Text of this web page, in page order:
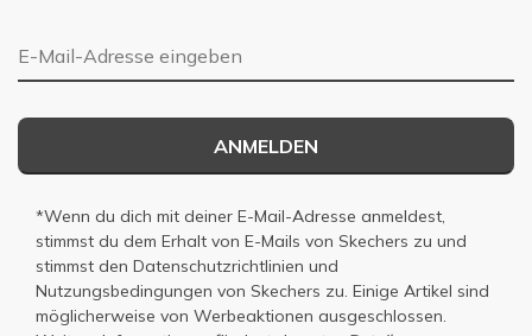
E-Mail-Adresse
ANMELDEN
*Wenn du dich mit deiner E-Mail-Adresse anmeldest,
stimmst du dem Erhalt von E-Mails von Skechers zu und
stimmst den Datenschutzrichtlinien und
Nutzungsbedingungen von Skechers zu. Einige Artikel sind
möglicherweise von Werbeaktionen ausgeschlossen.